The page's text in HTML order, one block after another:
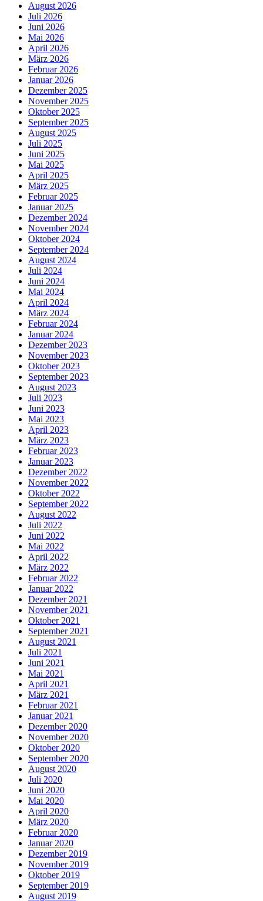
August 2026
Juli 2026
Juni 2026
Mai 2026
April 2026
März 2026
Februar 2026
Januar 2026
Dezember 2025
November 2025
Oktober 2025
September 2025
August 2025
Juli 2025
Juni 2025
Mai 2025
April 2025
März 2025
Februar 2025
Januar 2025
Dezember 2024
November 2024
Oktober 2024
September 2024
August 2024
Juli 2024
Juni 2024
Mai 2024
April 2024
März 2024
Februar 2024
Januar 2024
Dezember 2023
November 2023
Oktober 2023
September 2023
August 2023
Juli 2023
Juni 2023
Mai 2023
April 2023
März 2023
Februar 2023
Januar 2023
Dezember 2022
November 2022
Oktober 2022
September 2022
August 2022
Juli 2022
Juni 2022
Mai 2022
April 2022
März 2022
Februar 2022
Januar 2022
Dezember 2021
November 2021
Oktober 2021
September 2021
August 2021
Juli 2021
Juni 2021
Mai 2021
April 2021
März 2021
Februar 2021
Januar 2021
Dezember 2020
November 2020
Oktober 2020
September 2020
August 2020
Juli 2020
Juni 2020
Mai 2020
April 2020
März 2020
Februar 2020
Januar 2020
Dezember 2019
November 2019
Oktober 2019
September 2019
August 2019